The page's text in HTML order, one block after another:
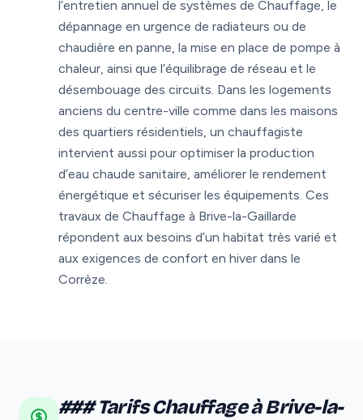
l’entretien annuel de systèmes de Chauffage, le
dépannage en urgence de radiateurs ou de
chaudière en panne, la mise en place de pompe à
chaleur, ainsi que l’équilibrage de réseau et le
désembouage des circuits. Dans les logements
anciens du centre-ville comme dans les maisons
des quartiers résidentiels, un chauffagiste
intervient aussi pour optimiser la production
d’eau chaude sanitaire, améliorer le rendement
énergétique et sécuriser les équipements. Ces
travaux de Chauffage à Brive-la-Gaillarde
répondent aux besoins d’un habitat très varié et
aux exigences de confort en hiver dans le
Corrèze.
### Tarifs Chauffage à Brive-la-